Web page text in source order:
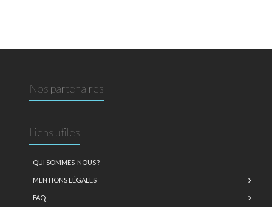
Nos partenaires
Liens utiles
QUI SOMMES-NOUS ?
MENTIONS LÉGALES
FAQ